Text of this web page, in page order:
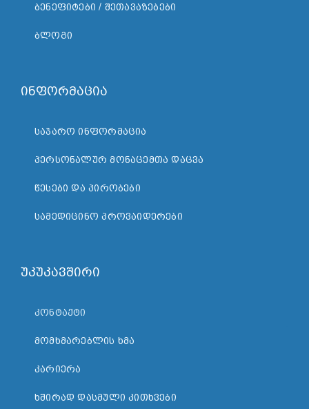
ᲑᲔᲜᲔᲤᲘᲢᲔᲑᲘ / ᲨᲔᲗᲐᲕᲐᲖᲔᲑᲔᲑᲘ
ᲑᲚᲝᲒᲘ
ინფორმაცია
ᲡᲐᲯᲐᲠᲝ ᲘᲜᲤᲝᲠᲛᲐᲪᲘᲐ
ᲞᲔᲠᲡᲝᲜᲐᲚᲣᲠ ᲛᲝᲜᲐᲪᲔᲛᲗᲐ ᲓᲐᲪᲕᲐ
ᲬᲔᲡᲔᲑᲘ ᲓᲐ ᲞᲘᲠᲝᲑᲔᲑᲘ
ᲡᲐᲛᲔᲓᲘᲪᲘᲜᲝ ᲞᲠᲝᲕᲐᲘᲓᲔᲠᲔᲑᲘ
უკუკავშირი
ᲙᲝᲜᲢᲐᲥᲢᲘ
ᲛᲝᲛᲮᲛᲐᲠᲔᲑᲚᲘᲡ ᲮᲛᲐ
ᲙᲐᲠᲘᲔᲠᲐ
ᲮᲨᲘᲠᲐᲓ ᲓᲐᲡᲛᲣᲚᲘ ᲙᲘᲗᲮᲕᲔᲑᲘ